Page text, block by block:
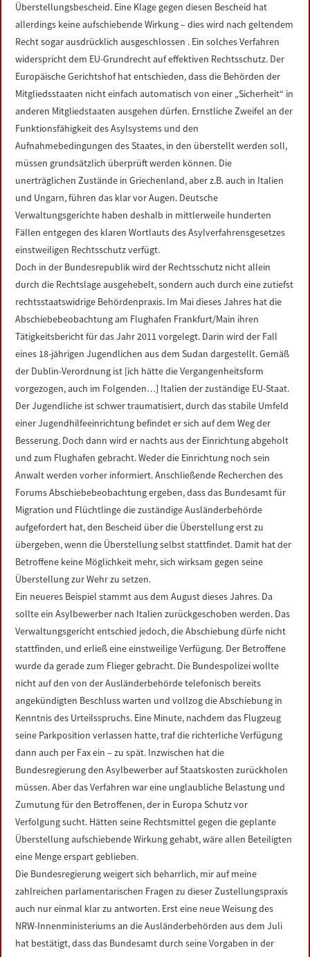
Überstellungsbescheid. Eine Klage gegen diesen Bescheid hat
allerdings keine aufschiebende Wirkung – dies wird nach geltendem
Recht sogar ausdrücklich ausgeschlossen . Ein solches Verfahren
widerspricht dem EU-Grundrecht auf effektiven Rechtsschutz. Der
Europäische Gerichtshof hat entschieden, dass die Behörden der
Mitgliedsstaaten nicht einfach automatisch von einer „Sicherheit“ in
anderen Mitgliedstaaten ausgehen dürfen. Ernstliche Zweifel an der
Funktionsfähigkeit des Asylsystems und den
Aufnahmebedingungen des Staates, in den überstellt werden soll,
müssen grundsätzlich überprüft werden können. Die
unerträglichen Zustände in Griechenland, aber z.B. auch in Italien
und Ungarn, führen das klar vor Augen. Deutsche
Verwaltungsgerichte haben deshalb in mittlerweile hunderten
Fällen entgegen des klaren Wortlauts des Asylverfahrensgesetzes
einstweiligen Rechtsschutz verfügt.
Doch in der Bundesrepublik wird der Rechtsschutz nicht allein
durch die Rechtslage ausgehebelt, sondern auch durch eine zutiefst
rechtsstaatswidrige Behördenpraxis. Im Mai dieses Jahres hat die
Abschiebebeobachtung am Flughafen Frankfurt/Main ihren
Tätigkeitsbericht für das Jahr 2011 vorgelegt. Darin wird der Fall
eines 18-jährigen Jugendlichen aus dem Sudan dargestellt. Gemäß
der Dublin-Verordnung ist [ich hätte die Vergangenheitsform
vorgezogen, auch im Folgenden…] Italien der zuständige EU-Staat.
Der Jugendliche ist schwer traumatisiert, durch das stabile Umfeld
einer Jugendhilfeeinrichtung befindet er sich auf dem Weg der
Besserung. Doch dann wird er nachts aus der Einrichtung abgeholt
und zum Flughafen gebracht. Weder die Einrichtung noch sein
Anwalt werden vorher informiert. Anschließende Recherchen des
Forums Abschiebebeobachtung ergeben, dass das Bundesamt für
Migration und Flüchtlinge die zuständige Ausländerbehörde
aufgefordert hat, den Bescheid über die Überstellung erst zu
übergeben, wenn die Überstellung selbst stattfindet. Damit hat der
Betroffene keine Möglichkeit mehr, sich wirksam gegen seine
Überstellung zur Wehr zu setzen.
Ein neueres Beispiel stammt aus dem August dieses Jahres. Da
sollte ein Asylbewerber nach Italien zurückgeschoben werden. Das
Verwaltungsgericht entschied jedoch, die Abschiebung dürfe nicht
stattfinden, und erließ eine einstweilige Verfügung. Der Betroffene
wurde da gerade zum Flieger gebracht. Die Bundespolizei wollte
nicht auf den von der Ausländerbehörde telefonisch bereits
angekündigten Beschluss warten und vollzog die Abschiebung in
Kenntnis des Urteilsspruchs. Eine Minute, nachdem das Flugzeug
seine Parkposition verlassen hatte, traf die richterliche Verfügung
dann auch per Fax ein – zu spät. Inzwischen hat die
Bundesregierung den Asylbewerber auf Staatskosten zurückholen
müssen. Aber das Verfahren war eine unglaubliche Belastung und
Zumutung für den Betroffenen, der in Europa Schutz vor
Verfolgung sucht. Hätten seine Rechtsmittel gegen die geplante
Überstellung aufschiebende Wirkung gehabt, wäre allen Beteiligten
eine Menge erspart geblieben.
Die Bundesregierung weigert sich beharrlich, mir auf meine
zahlreichen parlamentarischen Fragen zu dieser Zustellungspraxis
auch nur einmal klar zu antworten. Erst eine neue Weisung des
NRW-Innenministeriums an die Ausländerbehörden aus dem Juli
hat bestätigt, dass das Bundesamt durch seine Vorgaben in der